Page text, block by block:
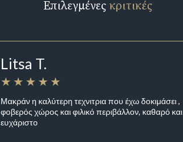
Επιλεγμένεςκριτικές
Litsa T.
Μακράν η καλύτερη τεχνιτρια που έχω δοκιμάσει ,
φοβερός χώρος και φιλικό περιβάλλον, καθαρό και
ευχάριστο